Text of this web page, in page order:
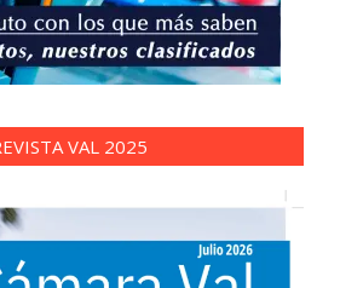
VAL 2025